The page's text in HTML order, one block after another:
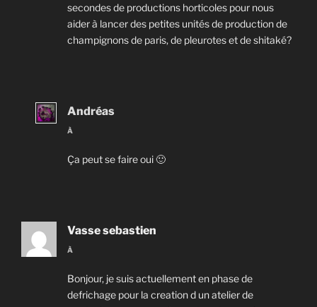
secondes de productions horticoles pour nous
aider à lancer des petites unités de production de
champignons de paris, de pleurotes et de shitaké?
Andréas
À
Ça peut se faire oui 🙂
Vasse sebastien
À
Bonjour, je suis actuellement en phase de
defrichage pour la creation d un atelier de